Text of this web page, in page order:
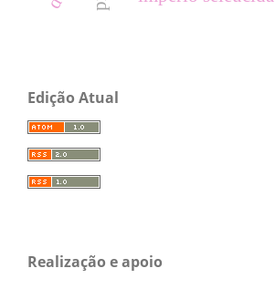
Edição Atual
Realização e apoio